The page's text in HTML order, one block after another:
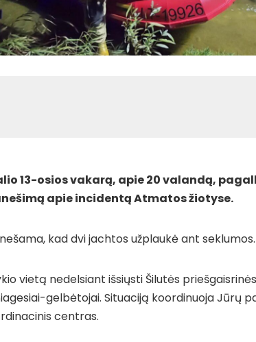
13-osios vakarą, apie 20 valandą,
apie incidentą Atmatos žiotyse.
kad dvi jachtos užplaukė ant seklumos.
vietą nedelsiant išsiųsti Šilutės
gelbėtojai. Situaciją koordinuoja Jūrų
centras.